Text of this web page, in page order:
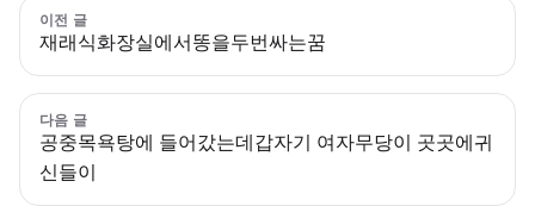
이전 글
재래식화장실에서똥을두번싸는꿈
다음 글
공중목욕탕에 들어갔는데갑자기 여자무당이 곳곳에귀
신들이